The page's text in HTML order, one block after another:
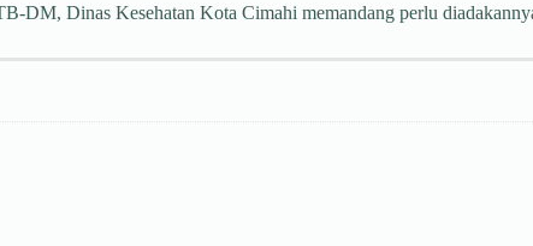
DM, Dinas Kesehatan Kota Cimahi memandang perlu